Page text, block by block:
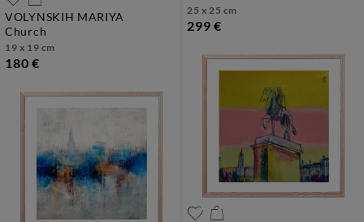
VOLYNSKIH MARIYA
church
19 x 19 cm
180 €
25 x 25 cm
299 €